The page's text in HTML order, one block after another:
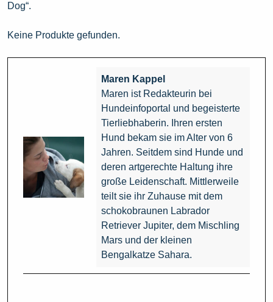
Dog“.
Keine Produkte gefunden.
Maren Kappel
Maren ist Redakteurin bei
Hundeinfoportal und begeisterte
Tierliebhaberin. Ihren ersten
Hund bekam sie im Alter von 6
Jahren. Seitdem sind Hunde und
deren artgerechte Haltung ihre
große Leidenschaft. Mittlerweile
teilt sie ihr Zuhause mit dem
schokobraunen Labrador
Retriever Jupiter, dem Mischling
Mars und der kleinen
Bengalkatze Sahara.